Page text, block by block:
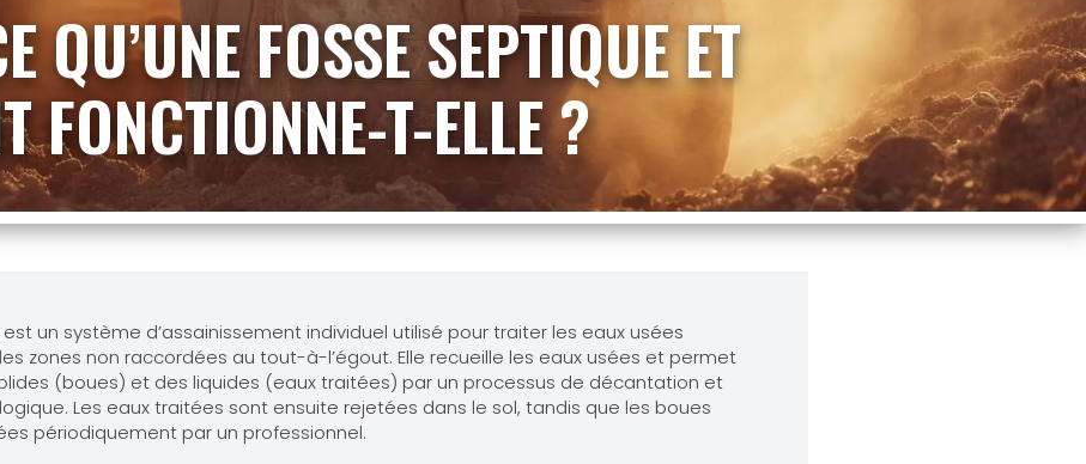
QU’UNE FOSSE SEPTIQUE ET
FONCTIONNE-T-ELLE ?
un système d’assainissement individuel utilisé pour traiter les eaux usées
zones non raccordées au tout-à-l’égout. Elle recueille les eaux usées et permet
(boues) et des liquides (eaux traitées) par un processus de décantation et
Les eaux traitées sont ensuite rejetées dans le sol, tandis que les boues
périodiquement par un professionnel.